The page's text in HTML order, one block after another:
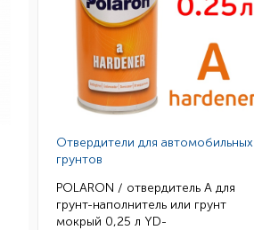
Отвердители для автомобильных
грунтов
POLARON / отвердитель A для
грунт-наполнитель или грунт
мокрый 0,25 л YD-